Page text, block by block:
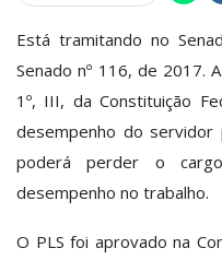
Está tramitando no
Senado nº 116, de 2017.
1º, III, da Constituição
desempenho do servidor
poderá perder o
desempenho no trabalho.
O PLS foi aprovado na